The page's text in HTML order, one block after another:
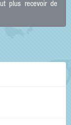
plus recevoir de